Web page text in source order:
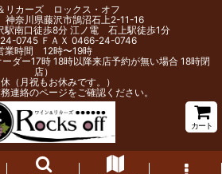
リカーズ ロックス・オフ
奈川県藤沢市鵠沼石上2-11-16
南口徒歩8分 江ノ電 石上駅徒歩1分
0745 ＦＡＸ 0466-24-0746
業時間 12時〜19時
ーダー17時 18時以降来店予約が無い場合 18時閉
店）
（月祝もお休みです。）
連絡のページをご確認ください。
カート